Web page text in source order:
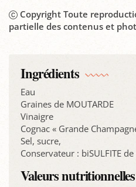
Copyright Toute
partielle des contenus et
Ingrédients
Eau
Graines de MOUTARDE
Vinaigre
Cognac « Grande
Sel, sucre,
Conservateur : biSULFITE
Valeurs nutritionnelles